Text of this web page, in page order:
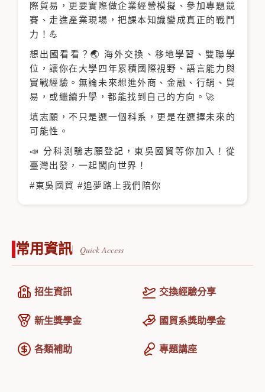
際貿易，更要實際做企業經營模擬、參加專題競
賽、走進產業現場，把課本知識變成真正的戰鬥
力！💪
想出國看看？🌏 海外交換、移地學習、雙聯學
位，讓你在大學四年累積國際視野、語言能力與
實戰經驗。無論未來想進外商、金融、行銷、貿
易，或繼續升學，都能找到自己的方向。🚀
填志願，不只是選一個科系，更是在選擇未來的
可能性。
📣 分科測驗志願登記，東吳國貿等你加入！從
臺灣出發，一起闖向世界！
#東吳國貿 #追夢路上我們陪你
常用資訊
招生資訊 交換經驗分享
新生獎學金 國貿系獎助學金
各類補助 專題講座